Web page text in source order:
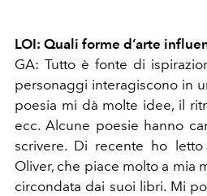
LOI: Quali forme d’arte
GA: Tutto è fonte di
personaggi interagiscono in
poesia mi dà molte idee, il
ecc. Alcune poesie hanno
scrivere. Di recente ho
Oliver, che piace molto a mia
circondata dai suoi libri. Mi